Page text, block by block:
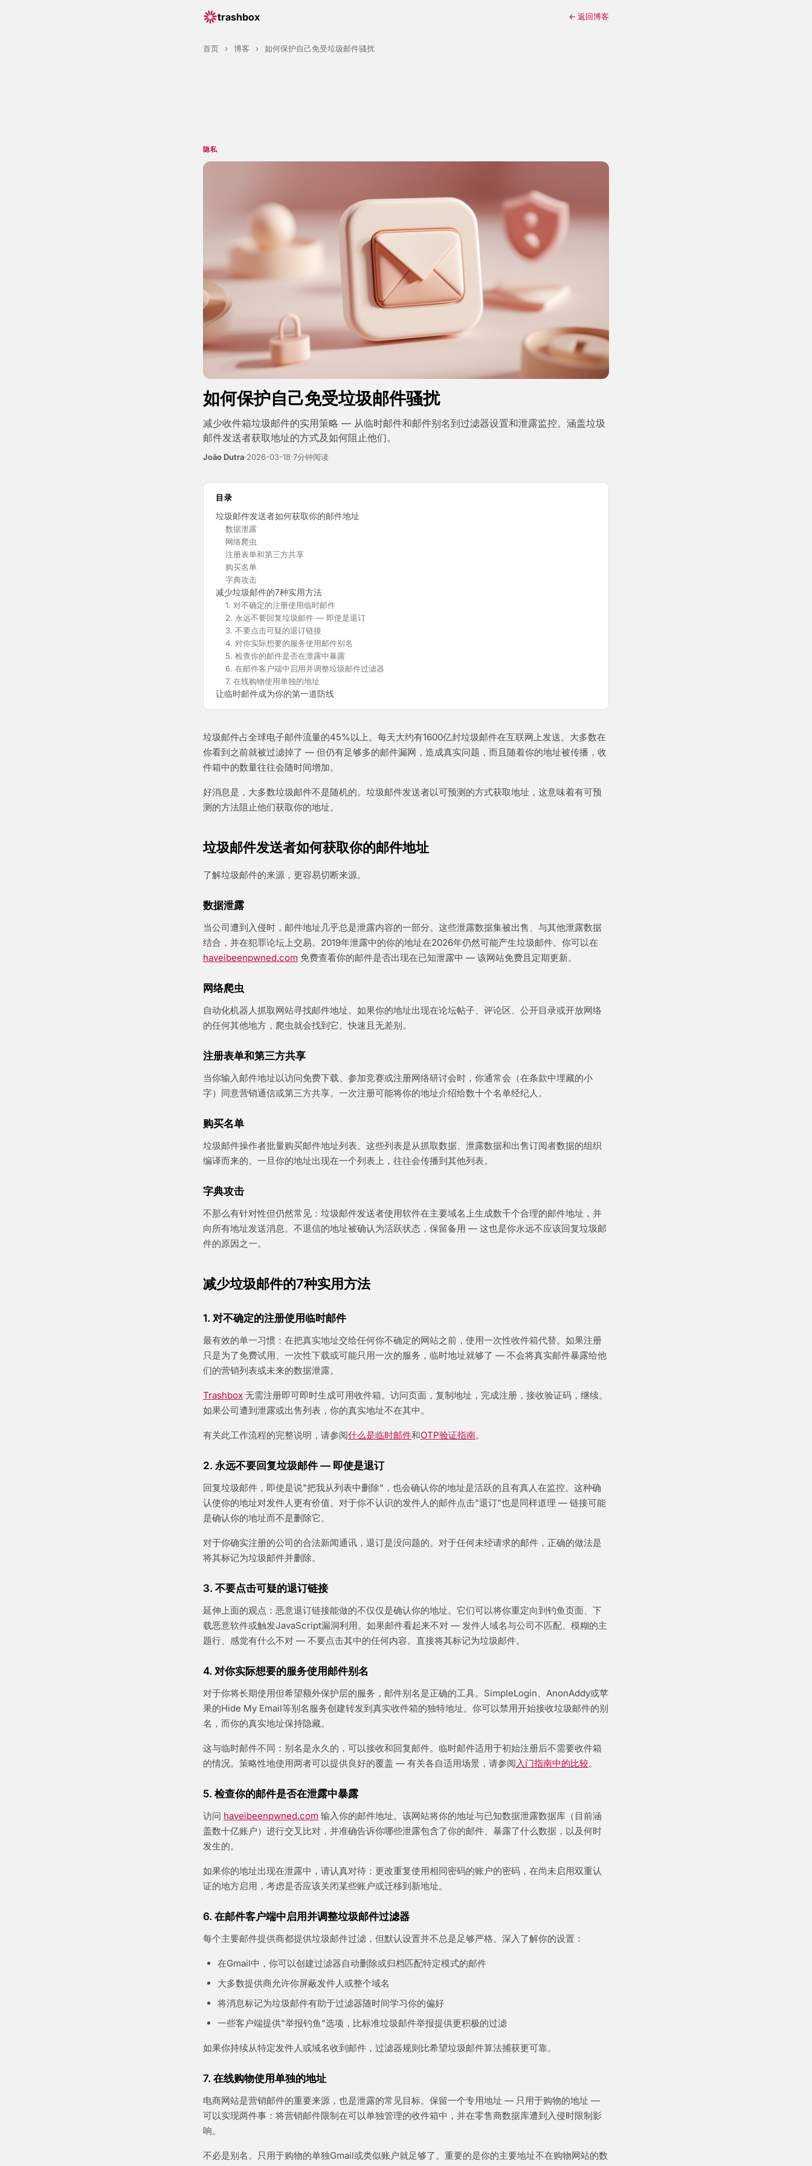
trashbox ← 返回博客
首页 › 博客 › 如何保护自己免受垃圾邮件骚扰
隐私
如何保护自己免受垃圾邮件骚扰
减少收件箱垃圾邮件的实用策略 — 从临时邮件和邮件别名到过滤器设置和泄露监控。涵盖垃圾
邮件发送者获取地址的方式及如何阻止他们。
João Dutra·2026-03-18·7分钟阅读
目录
垃圾邮件发送者如何获取你的邮件地址
数据泄露
网络爬虫
注册表单和第三方共享
购买名单
字典攻击
减少垃圾邮件的7种实用方法
1. 对不确定的注册使用临时邮件
2. 永远不要回复垃圾邮件 — 即使是退订
3. 不要点击可疑的退订链接
4. 对你实际想要的服务使用邮件别名
5. 检查你的邮件是否在泄露中暴露
6. 在邮件客户端中启用并调整垃圾邮件过滤器
7. 在线购物使用单独的地址
让临时邮件成为你的第一道防线
垃圾邮件占全球电子邮件流量的45%以上。每天大约有1600亿封垃圾邮件在互联网上发送。大多数在
你看到之前就被过滤掉了 — 但仍有足够多的邮件漏网，造成真实问题，而且随着你的地址被传播，收
件箱中的数量往往会随时间增加。
好消息是，大多数垃圾邮件不是随机的。垃圾邮件发送者以可预测的方式获取地址，这意味着有可预
测的方法阻止他们获取你的地址。
垃圾邮件发送者如何获取你的邮件地址
了解垃圾邮件的来源，更容易切断来源。
数据泄露
当公司遭到入侵时，邮件地址几乎总是泄露内容的一部分。这些泄露数据集被出售、与其他泄露数据
结合，并在犯罪论坛上交易。2019年泄露中的你的地址在2026年仍然可能产生垃圾邮件。你可以在
haveibeenpwned.com 免费查看你的邮件是否出现在已知泄露中 — 该网站免费且定期更新。
网络爬虫
自动化机器人抓取网站寻找邮件地址。如果你的地址出现在论坛帖子、评论区、公开目录或开放网络
的任何其他地方，爬虫就会找到它。快速且无差别。
注册表单和第三方共享
当你输入邮件地址以访问免费下载、参加竞赛或注册网络研讨会时，你通常会（在条款中埋藏的小
字）同意营销通信或第三方共享。一次注册可能将你的地址介绍给数十个名单经纪人。
购买名单
垃圾邮件操作者批量购买邮件地址列表。这些列表是从抓取数据、泄露数据和出售订阅者数据的组织
编译而来的。一旦你的地址出现在一个列表上，往往会传播到其他列表。
字典攻击
不那么有针对性但仍然常见：垃圾邮件发送者使用软件在主要域名上生成数千个合理的邮件地址，并
向所有地址发送消息。不退信的地址被确认为活跃状态，保留备用 — 这也是你永远不应该回复垃圾邮
件的原因之一。
减少垃圾邮件的7种实用方法
1. 对不确定的注册使用临时邮件
最有效的单一习惯：在把真实地址交给任何你不确定的网站之前，使用一次性收件箱代替。如果注册
只是为了免费试用、一次性下载或可能只用一次的服务，临时地址就够了 — 不会将真实邮件暴露给他
们的营销列表或未来的数据泄露。
Trashbox 无需注册即可即时生成可用收件箱。访问页面，复制地址，完成注册，接收验证码，继续。
如果公司遭到泄露或出售列表，你的真实地址不在其中。
有关此工作流程的完整说明，请参阅什么是临时邮件和OTP验证指南。
2. 永远不要回复垃圾邮件 — 即使是退订
回复垃圾邮件，即使是说"把我从列表中删除"，也会确认你的地址是活跃的且有真人在监控。这种确
认使你的地址对发件人更有价值。对于你不认识的发件人的邮件点击"退订"也是同样道理 — 链接可能
是确认你的地址而不是删除它。
对于你确实注册的公司的合法新闻通讯，退订是没问题的。对于任何未经请求的邮件，正确的做法是
将其标记为垃圾邮件并删除。
3. 不要点击可疑的退订链接
延伸上面的观点：恶意退订链接能做的不仅仅是确认你的地址。它们可以将你重定向到钓鱼页面、下
载恶意软件或触发JavaScript漏洞利用。如果邮件看起来不对 — 发件人域名与公司不匹配、模糊的主
题行、感觉有什么不对 — 不要点击其中的任何内容。直接将其标记为垃圾邮件。
4. 对你实际想要的服务使用邮件别名
对于你将长期使用但希望额外保护层的服务，邮件别名是正确的工具。SimpleLogin、AnonAddy或苹
果的Hide My Email等别名服务创建转发到真实收件箱的独特地址。你可以禁用开始接收垃圾邮件的别
名，而你的真实地址保持隐藏。
这与临时邮件不同：别名是永久的，可以接收和回复邮件。临时邮件适用于初始注册后不需要收件箱
的情况。策略性地使用两者可以提供良好的覆盖 — 有关各自适用场景，请参阅入门指南中的比较。
5. 检查你的邮件是否在泄露中暴露
访问 haveibeenpwned.com 输入你的邮件地址。该网站将你的地址与已知数据泄露数据库（目前涵
盖数十亿账户）进行交叉比对，并准确告诉你哪些泄露包含了你的邮件、暴露了什么数据，以及何时
发生的。
如果你的地址出现在泄露中，请认真对待：更改重复使用相同密码的账户的密码，在尚未启用双重认
证的地方启用，考虑是否应该关闭某些账户或迁移到新地址。
6. 在邮件客户端中启用并调整垃圾邮件过滤器
每个主要邮件提供商都提供垃圾邮件过滤，但默认设置并不总是足够严格。深入了解你的设置：
在Gmail中，你可以创建过滤器自动删除或归档匹配特定模式的邮件
大多数提供商允许你屏蔽发件人或整个域名
将消息标记为垃圾邮件有助于过滤器随时间学习你的偏好
一些客户端提供"举报钓鱼"选项，比标准垃圾邮件举报提供更积极的过滤
如果你持续从特定发件人或域名收到邮件，过滤器规则比希望垃圾邮件算法捕获更可靠。
7. 在线购物使用单独的地址
电商网站是营销邮件的重要来源，也是泄露的常见目标。保留一个专用地址 — 只用于购物的地址 —
可以实现两件事：将营销邮件限制在可以单独管理的收件箱中，并在零售商数据库遭到入侵时限制影
响。
不必是别名。只用于购物的单独Gmail或类似账户就足够了。重要的是你的主要地址不在购物网站的数